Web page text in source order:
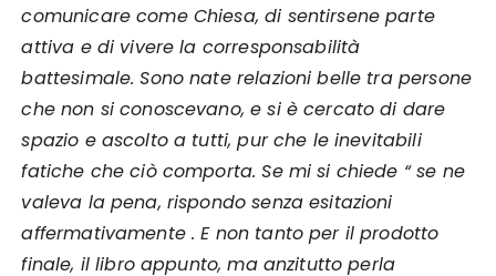
comunicare come Chiesa, di sentirsene parte
attiva e di vivere la corresponsabilità
battesimale. Sono nate relazioni belle tra persone
che non si conoscevano, e si è cercato di dare
spazio e ascolto a tutti, pur che le inevitabili
fatiche che ciò comporta. Se mi si chiede “ se ne
valeva la pena, rispondo senza esitazioni
affermativamente . E non tanto per il prodotto
finale, il libro appunto, ma anzitutto perla